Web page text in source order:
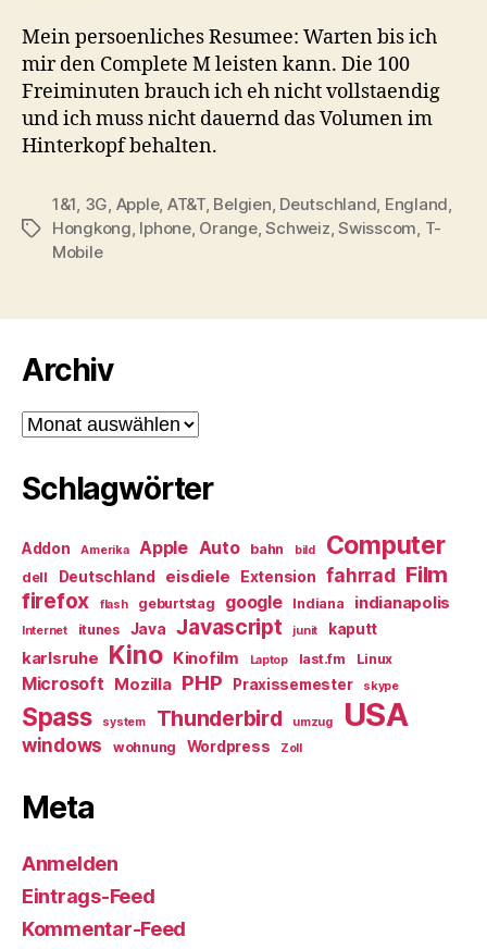
Mein persoenliches Resumee: Warten bis ich
mir den Complete M leisten kann. Die 100
Freiminuten brauch ich eh nicht vollstaendig
und ich muss nicht dauernd das Volumen im
Hinterkopf behalten.
Schlagwörter
1&1, 3G, Apple, AT&T, Belgien, Deutschland, England,
Hongkong, Iphone, Orange,Schweiz,Swisscom, T-
Mobile
Archiv
Archiv
Schlagwörter
Addon Amerika Apple Auto bahn bild Computer
dell Deutschland eisdiele Extension fahrrad Film
firefox flash geburtstag google Indiana indianapolis
Internet itunes Java Javascript junit kaputt
karlsruhe Kino Kinofilm Laptop last.fm Linux
Microsoft Mozilla PHP Praxissemester skype
Spass system Thunderbird umzug USA
windows wohnung Wordpress Zoll
Meta
Anmelden
Eintrags-Feed
Kommentar-Feed